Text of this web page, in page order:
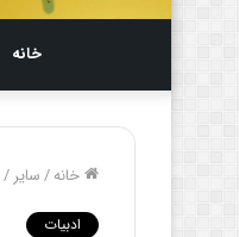
خانه
خانه/سایر /
ادبیات